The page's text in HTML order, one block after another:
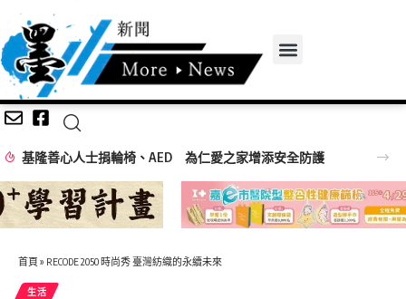
基隆善心人士捐輪椅、AED 為仁愛之家增添安全防護
首頁 » RECODE 2050 時尚秀 臺灣紡織的永續未來
生活